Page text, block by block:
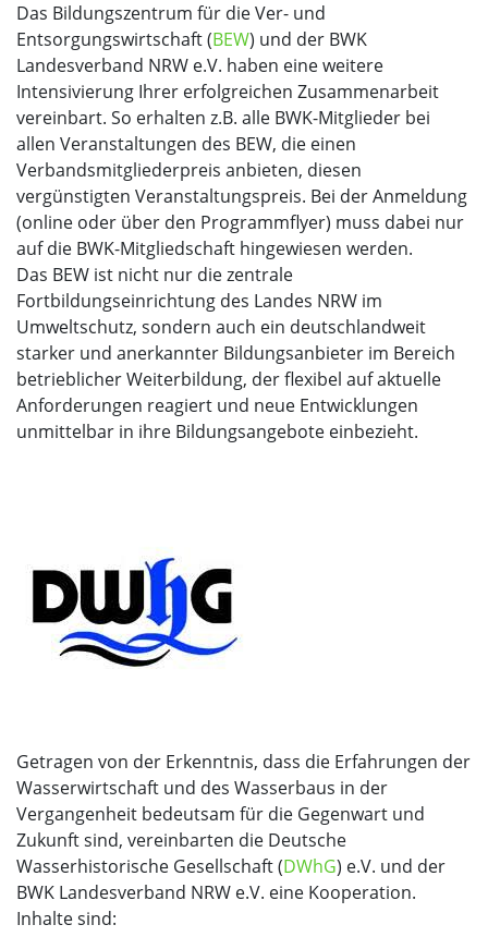
Das Bildungszentrum für die Ver- und
Entsorgungswirtschaft (BEW) und der BWK
Landesverband NRW e.V. haben eine weitere
Intensivierung Ihrer erfolgreichen Zusammenarbeit
vereinbart. So erhalten z.B. alle BWK-Mitglieder bei
allen Veranstaltungen des BEW, die einen
Verbandsmitgliederpreis anbieten, diesen
vergünstigten Veranstaltungspreis. Bei der Anmeldung
(online oder über den Programmflyer) muss dabei nur
auf die BWK-Mitgliedschaft hingewiesen werden.
Das BEW ist nicht nur die zentrale
Fortbildungseinrichtung des Landes NRW im
Umweltschutz, sondern auch ein deutschlandweit
starker und anerkannter Bildungsanbieter im Bereich
betrieblicher Weiterbildung, der flexibel auf aktuelle
Anforderungen reagiert und neue Entwicklungen
unmittelbar in ihre Bildungsangebote einbezieht.
Getragen von der Erkenntnis, dass die Erfahrungen der
Wasserwirtschaft und des Wasserbaus in der
Vergangenheit bedeutsam für die Gegenwart und
Zukunft sind, vereinbarten die Deutsche
Wasserhistorische Gesellschaft (DWhG) e.V. und der
BWK Landesverband NRW e.V. eine Kooperation.
Inhalte sind: